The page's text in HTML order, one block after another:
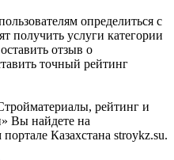
определиться с
получить услуги категории
отзыв о
точный рейтинг
рейтинг и
Вы найдете на
Казахстана stroykz.su.